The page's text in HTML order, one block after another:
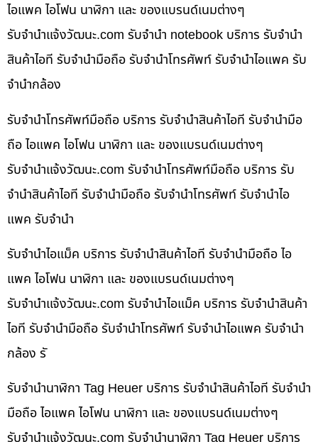
ไอแพค ไอโฟน นาฬิกา และ ของแบรนด์เนมต่างๆ
รับจํานําแจ้งวัฒนะ.com รับจำนำ notebook บริการ รับจำนำ
สินค้าไอที รับจำนำมือถือ รับจำนำโทรศัพท์ รับจำนำไอแพค รับ
จำนำกล้อง
รับจำนำโทรศัพท์มือถือ บริการ รับจำนำสินค้าไอที รับจำนำมือ
ถือ ไอแพค ไอโฟน นาฬิกา และ ของแบรนด์เนมต่างๆ
รับจํานําแจ้งวัฒนะ.com รับจำนำโทรศัพท์มือถือ บริการ รับ
จำนำสินค้าไอที รับจำนำมือถือ รับจำนำโทรศัพท์ รับจำนำไอ
แพค รับจำนำ
รับจำนำไอแม็ค บริการ รับจำนำสินค้าไอที รับจำนำมือถือ ไอ
แพค ไอโฟน นาฬิกา และ ของแบรนด์เนมต่างๆ
รับจํานําแจ้งวัฒนะ.com รับจำนำไอแม็ค บริการ รับจำนำสินค้า
ไอที รับจำนำมือถือ รับจำนำโทรศัพท์ รับจำนำไอแพค รับจำนำ
กล้อง รั
รับจำนำนาฬิกา Tag Heuer บริการ รับจำนำสินค้าไอที รับจำนำ
มือถือ ไอแพค ไอโฟน นาฬิกา และ ของแบรนด์เนมต่างๆ